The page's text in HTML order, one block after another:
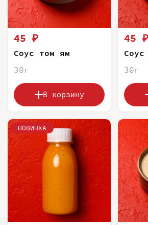
45 ₽
Соус том ям
30г
В корзину
45 ₽
30г
НОВИНКА